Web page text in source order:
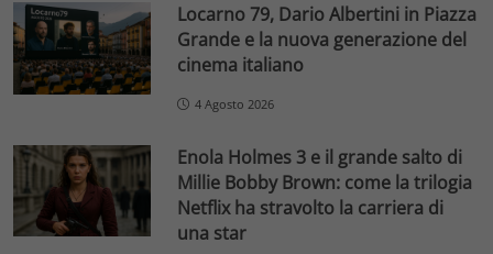
Locarno 79, Dario Albertini in Piazza
Grande e la nuova generazione del
cinema italiano
4 Agosto 2026
Enola Holmes 3 e il grande salto di
Millie Bobby Brown: come la trilogia
Netflix ha stravolto la carriera di
una star